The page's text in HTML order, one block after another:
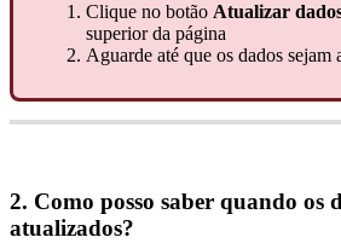
Clique no botão Atualizar
superior da página
Aguarde até que os dados sejam
2. Como posso saber quando os
atualizados?